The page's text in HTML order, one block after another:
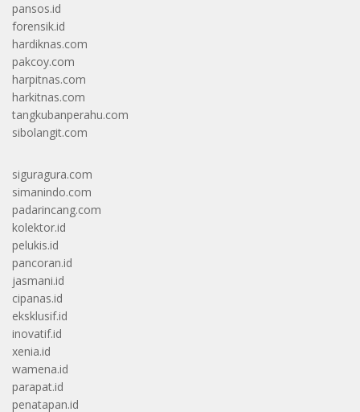
pansos.id
forensik.id
hardiknas.com
pakcoy.com
harpitnas.com
harkitnas.com
tangkubanperahu.com
sibolangit.com
siguragura.com
simanindo.com
padarincang.com
kolektor.id
pelukis.id
pancoran.id
jasmani.id
cipanas.id
eksklusif.id
inovatif.id
xenia.id
wamena.id
parapat.id
penatapan.id